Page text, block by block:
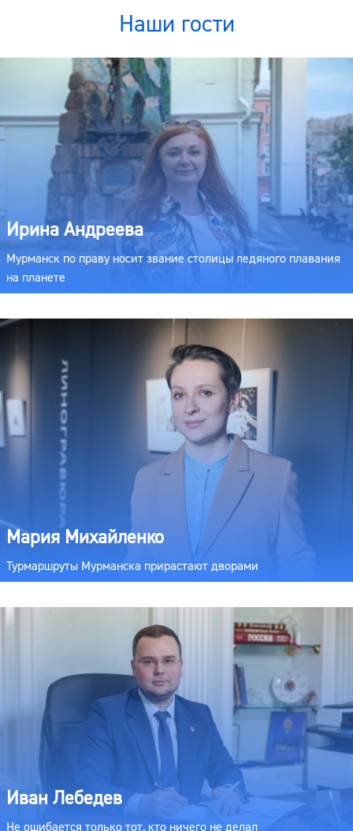
Наши гости
Ирина Андреева
Мурманск по праву носит звание столицы ледяного плавания
на планете
Мария Михайленко
Турмаршруты Мурманска прирастают дворами
Иван Лебедев
Не ошибается только тот, кто ничего не делал